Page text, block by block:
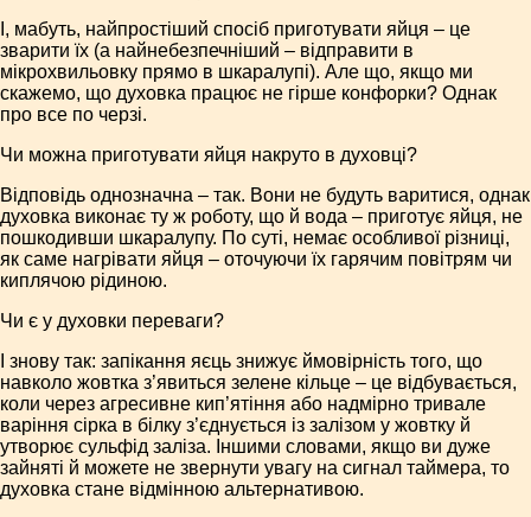
І, мабуть, найпростіший спосіб приготувати яйця – це
зварити їх (а найнебезпечніший – відправити в
мікрохвильовку прямо в шкаралупі). Але що, якщо ми
скажемо, що духовка працює не гірше конфорки? Однак
про все по черзі.
Чи можна приготувати яйця накруто в духовці?
Відповідь однозначна – так. Вони не будуть варитися, однак
духовка виконає ту ж роботу, що й вода – приготує яйця, не
пошкодивши шкаралупу. По суті, немає особливої різниці,
як саме нагрівати яйця – оточуючи їх гарячим повітрям чи
киплячою рідиною.
Чи є у духовки переваги?
І знову так: запікання яєць знижує ймовірність того, що
навколо жовтка з’явиться зелене кільце – це відбувається,
коли через агресивне кип’ятіння або надмірно тривале
варіння сірка в білку з’єднується із залізом у жовтку й
утворює сульфід заліза. Іншими словами, якщо ви дуже
зайняті й можете не звернути увагу на сигнал таймера, то
духовка стане відмінною альтернативою.